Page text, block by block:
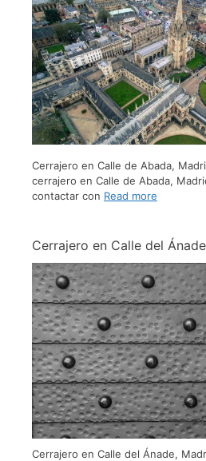
Cerrajero en Calle de Abada,
cerrajero en Calle de Abada,
contactar con Read more
Cerrajero en Calle del Ánade
Cerrajero en Calle del Ánade,